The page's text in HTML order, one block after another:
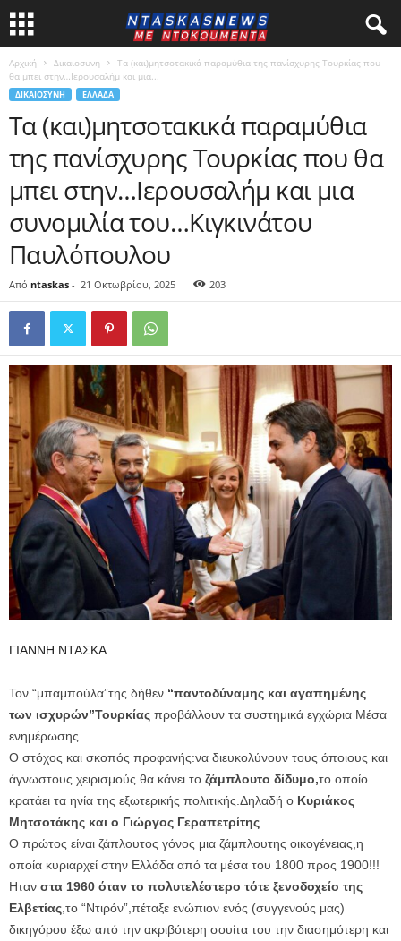
Αρχική Δικαιοσυνη
Τα (και)μητσοτακικά παραμύθια της πανίσχυρης Τουρκίας που
θα μπει στην…Ιερουσαλήμ και μια...
ΔΙΚΑΙΟΣΥΝΗ ΕΛΛΑΔΑ
Τα (και)μητσοτακικά παραμύθια
της πανίσχυρης Τουρκίας που θα
μπει στην…Ιερουσαλήμ και μια
συνομιλία του…Κιγκινάτου
Παυλόπουλου
Από ntaskas - 21 Οκτωβρίου, 2025 203
ΓΙΑΝΝΗ ΝΤΑΣΚΑ
Τον “μπαμπούλα”της δήθεν “παντοδύναμης και αγαπημένης
των ισχυρών”Τουρκίας προβάλλουν τα συστημικά εγχώρια Μέσα
ενημέρωσης.
Ο στόχος και σκοπός προφανής:να διευκολύνουν τους όποιους και
άγνωστους χειρισμούς θα κάνει το ζάμπλουτο δίδυμο,το οποίο
κρατάει τα ηνία της εξωτερικής πολιτικής.Δηλαδή ο Κυριάκος
Μητσοτάκης και ο Γιώργος Γεραπετρίτης.
Ο πρώτος είναι ζάπλουτος γόνος μια ζάμπλουτης οικογένειας,η
οποία κυριαρχεί στην Ελλάδα από τα μέσα του 1800 προς 1900!!!
Ηταν στα 1960 όταν το πολυτελέστερο τότε ξενοδοχείο της
Ελβετίας,το “Ντιρόν”,πέταξε ενώπιον ενός (συγγενούς μας)
δικηγόρου έξω από την ακριβότερη σουίτα του την διασημότερη και